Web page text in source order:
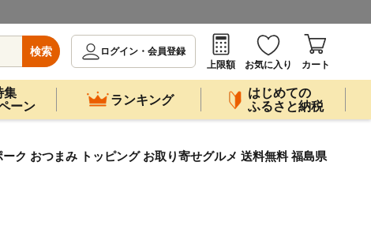
検索
ログイン・会員登録
上限額
お気に入り カート
集
ーン
ランキング
はじめての
ふるさと納税
ク おつまみ トッピング お取り寄せグルメ 送料無料 福島県